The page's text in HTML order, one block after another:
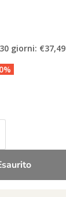
giorni: €37,49